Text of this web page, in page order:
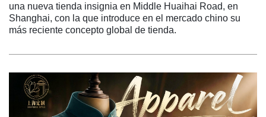
una nueva tienda insignia en Middle Huaihai Road, en
Shanghai, con la que introduce en el mercado chino su
más reciente concepto global de tienda.